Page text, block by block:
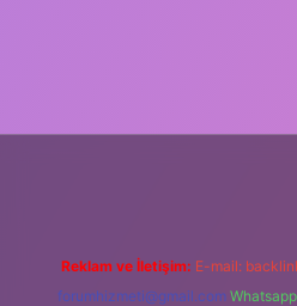
Reklam ve İletişim: E-mail:
forumhizmeti@gmail.com